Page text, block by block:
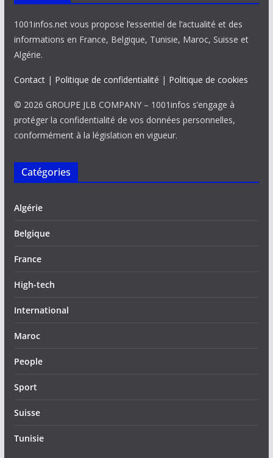
1001infos.net vous propose l’essentiel de l’actualité et des
informations en France, Belgique, Tunisie, Maroc, Suisse et
Algérie.
Contact| Politique de confidentialité | Politique de cookies
© 2026 GROUPE JLB COMPANY – 1001infos s’engage à
protéger la confidentialité de vos données personnelles,
conformément à la législation en vigueur.
Catégories
Algérie
Belgique
France
High-tech
International
Maroc
People
Sport
Suisse
Tunisie